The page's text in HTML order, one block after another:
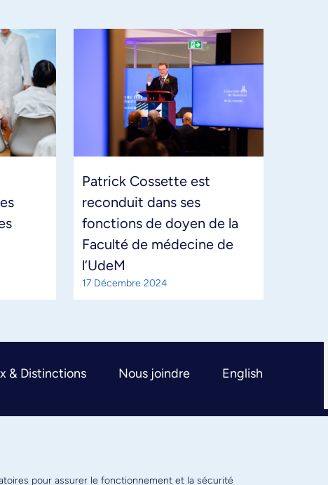
Patrick Cossette est
reconduit dans ses
fonctions de doyen de la
Faculté de médecine de
l’UdeM
17 Décembre 2024
& Distinctions Nous joindre English
pour assurer le fonctionnement et la sécurité